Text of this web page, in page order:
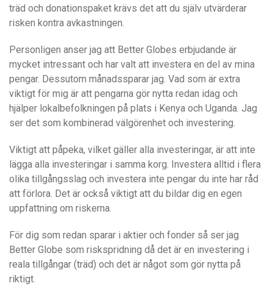
träd och donationspaket krävs det att du själv utvärderar
risken kontra avkastningen.
Personligen anser jag att Better Globes erbjudande är
mycket intressant och har valt att investera en del av mina
pengar. Dessutom månadssparar jag. Vad som är extra
viktigt för mig är att pengarna gör nytta redan idag och
hjälper lokalbefolkningen på plats i Kenya och Uganda. Jag
ser det som kombinerad välgörenhet och investering.
Viktigt att påpeka, vilket gäller alla investeringar, är att inte
lägga alla investeringar i samma korg. Investera alltid i flera
olika tillgångsslag och investera inte pengar du inte har råd
att förlora. Det är också viktigt att du bildar dig en egen
uppfattning om riskerna.
För dig som redan sparar i aktier och fonder så ser jag
Better Globe som riskspridning då det är en investering i
reala tillgångar (träd) och det är något som gör nytta på
riktigt.